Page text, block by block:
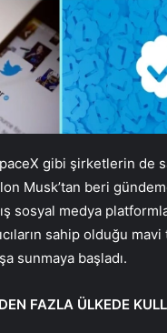
gibi şirketlerin de
Musk’tan beri
sosyal medya
sahip olduğu
sunmaya başladı.
FAZLA ÜLKEDE